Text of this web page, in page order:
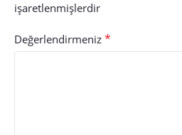
işaretlenmişlerdir
Değerlendirmeniz *